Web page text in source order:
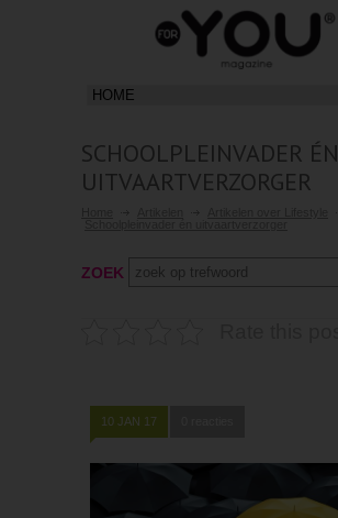
SCHOOLPLEINVADER ÉN
UITVAARTVERZORGER
ZOEK
10 JAN 17